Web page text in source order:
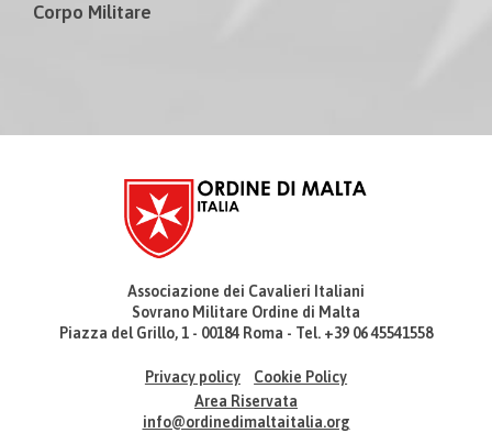
Corpo Militare
Associazione dei Cavalieri Italiani
Sovrano Militare Ordine di Malta
Piazza del Grillo, 1 - 00184 Roma - Tel. +39 06 45541558
Privacy policy
Cookie Policy
Area Riservata
info@ordinedimaltaitalia.org